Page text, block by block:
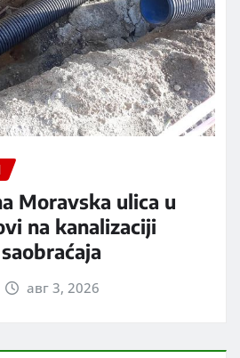
Moravska ulica u
na kanalizaciji
авг 3, 2026